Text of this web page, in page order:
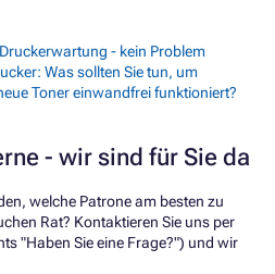
- kein Problem
Was sollten Sie tun, um
Toner einwandfrei funktioniert?
- wir sind für Sie da
welche Patrone am besten zu
Rat? Kontaktieren Sie uns per
"Haben Sie eine Frage?") und wir